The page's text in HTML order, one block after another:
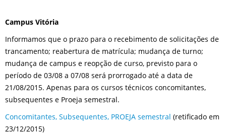
Campus Vitória
Informamos que o prazo para o recebimento de solicitações de
trancamento; reabertura de matrícula; mudança de turno;
mudança de campus e reopção de curso, previsto para o
período de 03/08 a 07/08 será prorrogado até a data de
21/08/2015. Apenas para os cursos técnicos concomitantes,
subsequentes e Proeja semestral.
Concomitantes, Subsequentes, PROEJA semestral (retificado em
23/12/2015)